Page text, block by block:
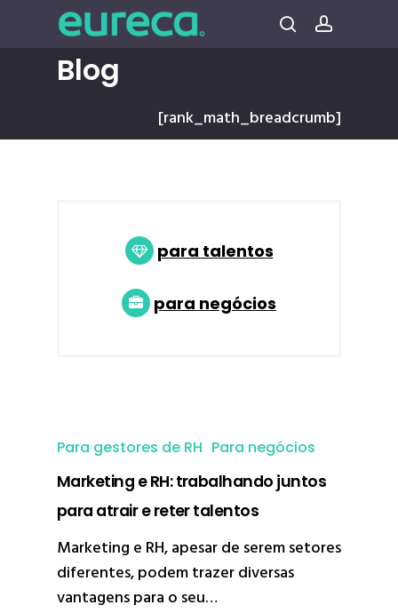
conteúdo
procuraconta
Blog
[rank_math_breadcrumb]
para talentos
para negócios
Para gestores de RH Para negócios
Marketing e RH: trabalhando juntos
para atrair e reter talentos
Marketing e RH, apesar de serem setores
diferentes, podem trazer diversas
vantagens para o seu…